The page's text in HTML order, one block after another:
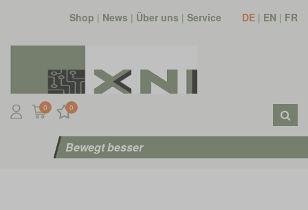
Shop | News | Über uns | Service DE | EN | FR
0 0
Bewegt besser